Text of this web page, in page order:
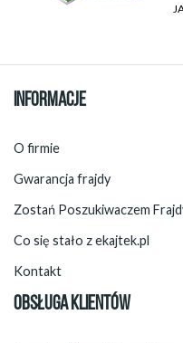
INFORMACJE
O firmie
Gwarancja frajdy
Zostań Poszukiwaczem
Co się stało z ekajtek.pl
Kontakt
OBSŁUGA KLIENTÓW